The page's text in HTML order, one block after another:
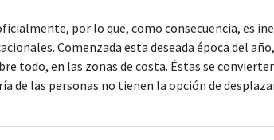
por lo que, como consecuencia, es
Comenzada esta deseada época del
todo, en las zonas de costa. Éstas se
de las personas no tienen la opción de